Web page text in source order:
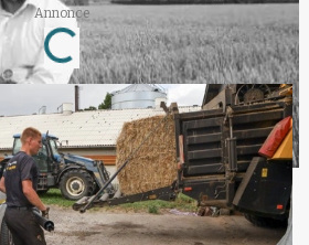
Annonce
Loading...